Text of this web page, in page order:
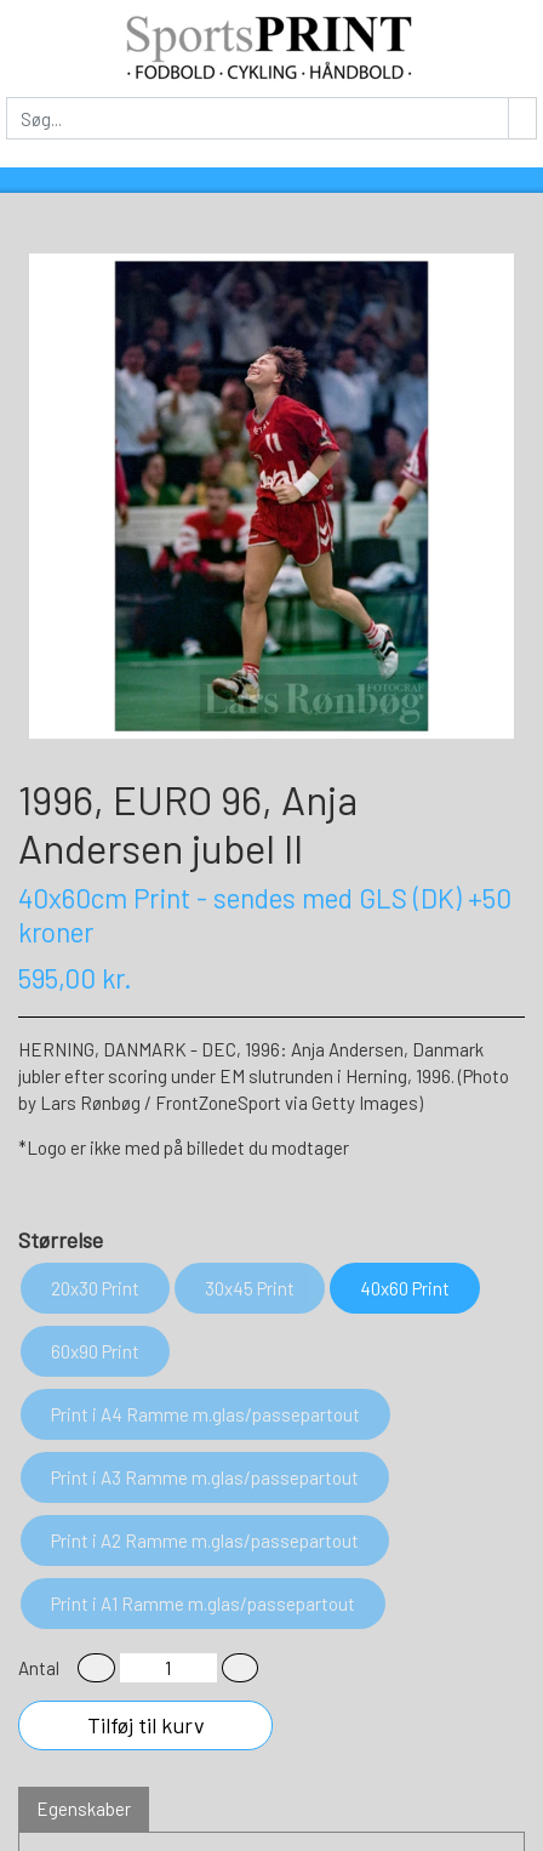
1996, EURO 96, Anja
Andersen jubel II
40x60cm Print - sendes med GLS (DK) +50
kroner
595,00 kr.
HERNING, DANMARK - DEC, 1996: Anja Andersen, Danmark
jubler efter scoring under EM slutrunden i Herning, 1996. (Photo
by Lars Rønbøg / FrontZoneSport via Getty Images)
*Logo er ikke med på billedet du modtager
Størrelse
20x30 Print 30x45 Print 40x60 Print
60x90 Print
Print i A4 Ramme m.glas/passepartout
Print i A3 Ramme m.glas/passepartout
Print i A2 Ramme m.glas/passepartout
Print i A1 Ramme m.glas/passepartout
Antal
Tilføj til kurv
Egenskaber